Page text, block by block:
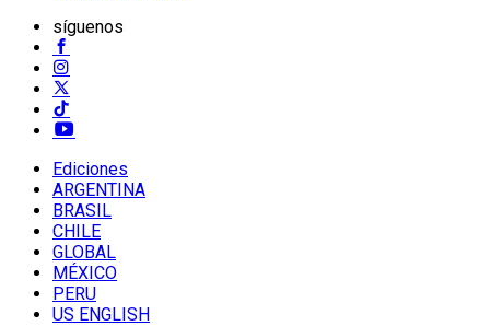
síguenos
Ediciones
ARGENTINA
BRASIL
CHILE
GLOBAL
MÉXICO
PERU
US ENGLISH